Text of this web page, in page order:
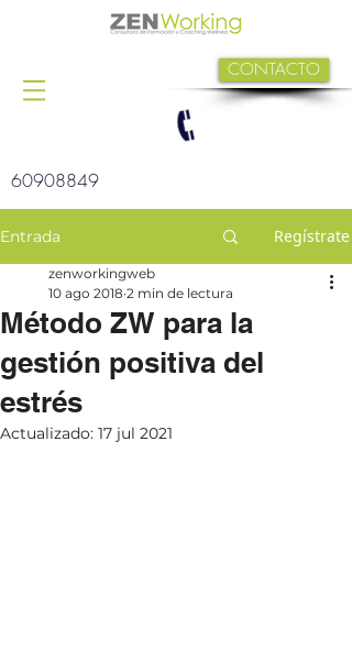
CONTACTO
60908849
Entrada Regístrate
Método ZW para la
gestión positiva del
estrés
zenworkingweb
10 ago 2018 2 min de lectura
Actualizado: 17 jul 2021